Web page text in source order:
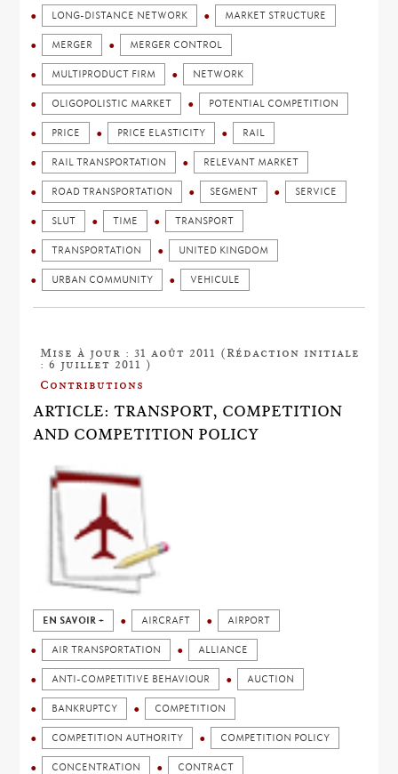
LONG-DISTANCE NETWORK MARKET STRUCTURE
MERGER MERGER CONTROL
MULTIPRODUCT FIRM NETWORK
OLIGOPOLISTIC MARKET POTENTIAL COMPETITION
PRICE PRICE ELASTICITY RAIL
RAIL TRANSPORTATION RELEVANT MARKET
ROAD TRANSPORTATION SEGMENT SERVICE
SLUT TIME TRANSPORT
TRANSPORTATION UNITED KINGDOM
URBAN COMMUNITY VEHICULE
Mise à jour : 31 août 2011 (Rédaction initiale
: 6 juillet 2011 )
Contributions
ARTICLE: TRANSPORT, COMPETITION
AND COMPETITION POLICY
EN SAVOIR + AIRCRAFT AIRPORT
AIR TRANSPORTATION ALLIANCE
ANTI-COMPETITIVE BEHAVIOUR AUCTION
BANKRUPTCY COMPETITION
COMPETITION AUTHORITY COMPETITION POLICY
CONCENTRATION CONTRACT